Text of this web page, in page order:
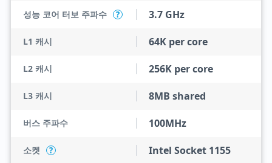
성능 코어 터보 주파수 ? 3.7 GHz
L1 캐시 64K per core
L2 캐시 256K per core
L3 캐시 8MB shared
버스 주파수 100MHz
소켓 ? Intel Socket 1155